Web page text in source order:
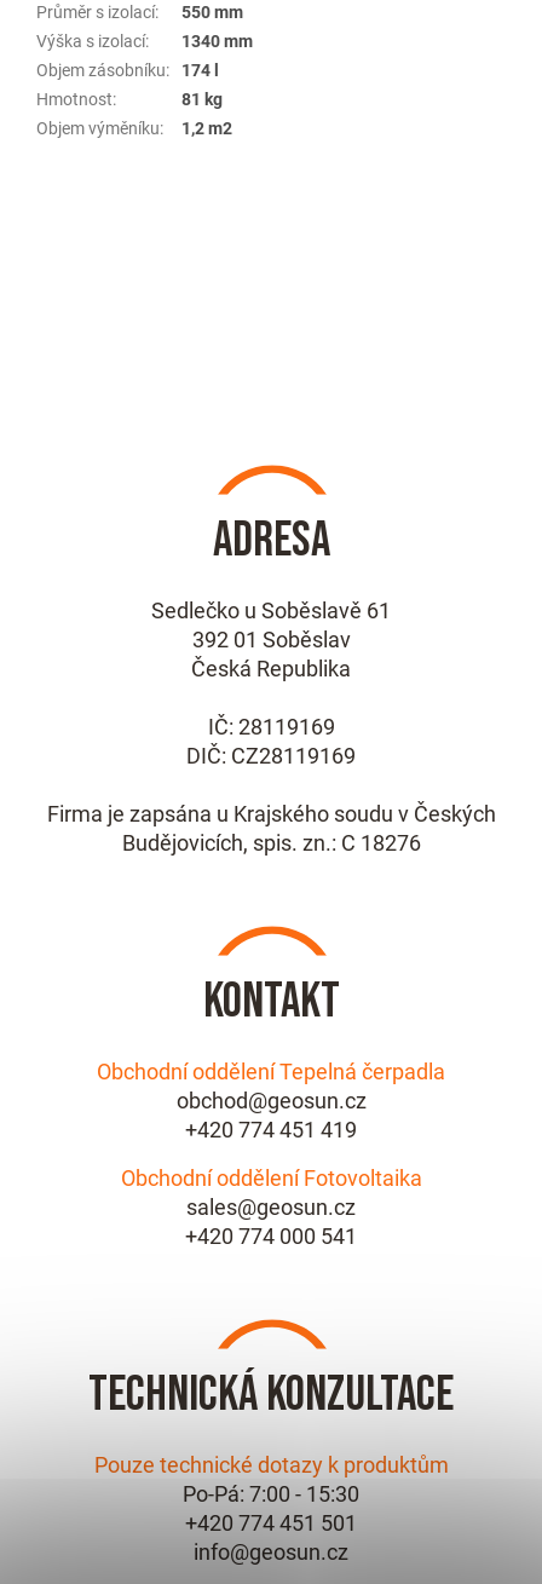
Průměr s izolací:
550 mm
Výška s izolací:
1340 mm
Objem zásobníku:
174 l
Hmotnost:
81 kg
Objem výměníku: 1,2 m2
Adresa
Sedlečko u Soběslavě 61
392 01 Soběslav
Česká Republika
IČ: 28119169
DIČ: CZ28119169
Firma je zapsána u Krajského soudu v Českých
Budějovicích, spis. zn.: C 18276
Kontakt
Obchodní oddělení Tepelná čerpadla
obchod@geosun.cz
+420 774 451 419
Obchodní oddělení Fotovoltaika
sales@geosun.cz
+420 774 000 541
Technická konzultace
Pouze technické dotazy k produktům
Po-Pá: 7:00 - 15:30
+420 774 451 501
info@geosun.cz